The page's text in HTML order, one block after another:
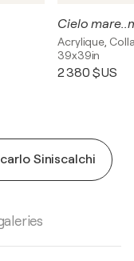
Cielo
Acrylique,
39x39in
2 380 $US
Siniscalchi